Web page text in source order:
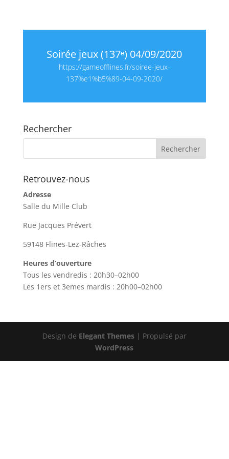
Soirée jeux (137ᵉ) 04/09/2020
https://gameofflines.fr/soiree-jeux-
137%e1%b5%89-04-09-2020/
Rechercher
Retrouvez-nous
Adresse
Salle du Mille Club
Rue Jacques Prévert
59148 Flines-Lez-Râches
Heures d’ouverture
Tous les vendredis : 20h30–02h00
Les 1ers et 3emes mardis : 20h00–02h00
Design de Elegant Themes| Propulsé par
WordPress